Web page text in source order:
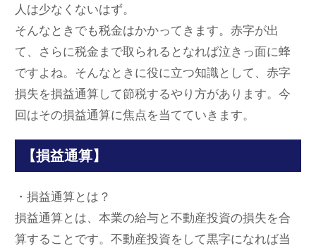
人は少なくないはず。
そんなときでも税金はかかってきます。赤字が出
て、さらに税金まで取られるとなれば泣きっ面に蜂
ですよね。そんなときに役に立つ知識として、赤字
損失を損益通算して節税するやり方があります。今
回はその損益通算に焦点を当てていきます。
【損益通算】
・損益通算とは？
損益通算とは、本業の給与と不動産投資の損失を合
算することです。不動産投資をして黒字になれば当